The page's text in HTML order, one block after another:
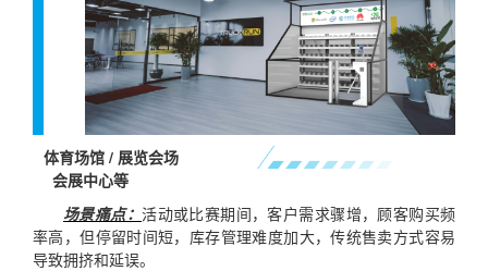
体育场馆 / 展览会场
会展中心等
场景痛点：活动或比赛期间，客户需求骤增，顾客购买频
率高，但停留时间短，库存管理难度加大，传统售卖方式容易
导致拥挤和延误。